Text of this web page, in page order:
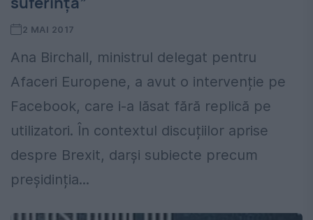
2 MAI 2017
Ana Birchall, ministrul delegat pentru
Afaceri Europene, a avut o intervenție pe
Facebook, care i-a lăsat fără replică pe
utilizatori. În contextul discuțiilor aprise
despre Brexit, darși subiecte precum
preșidinția...